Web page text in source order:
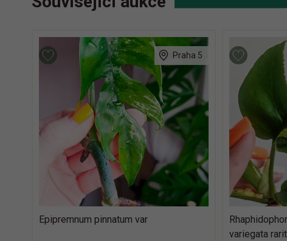
Praha 5
Epipremnum pinnatum var
variegata